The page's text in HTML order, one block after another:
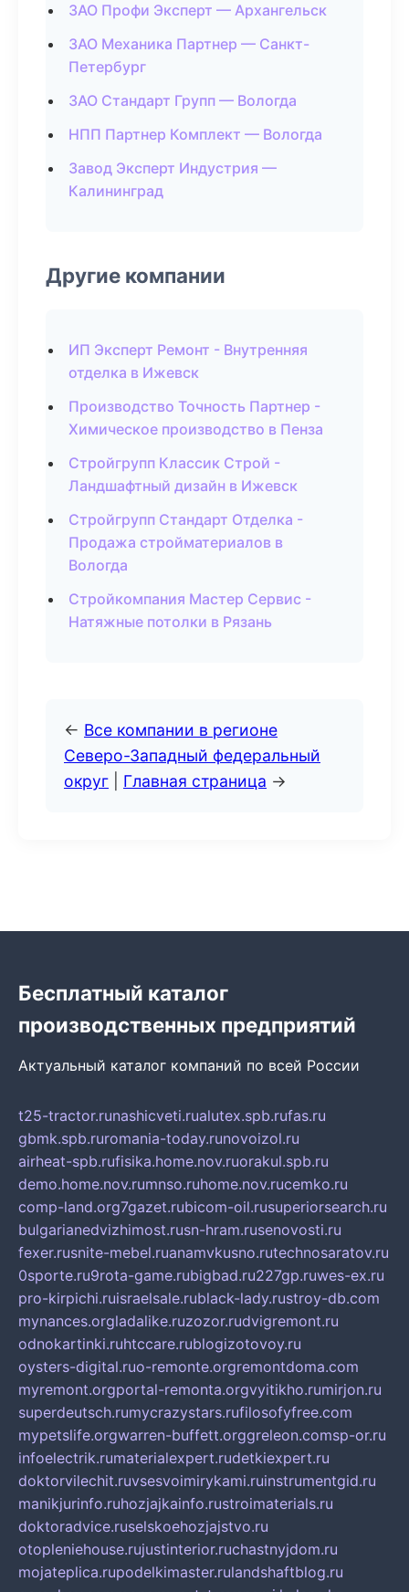
ЗАО Профи Эксперт — Архангельск
ЗАО Механика Партнер — Санкт-
Петербург
ЗАО Стандарт Групп — Вологда
НПП Партнер Комплект — Вологда
Завод Эксперт Индустрия —
Калининград
Другие компании
ИП Эксперт Ремонт - Внутренняя
отделка в Ижевск
Производство Точность Партнер -
Химическое производство в Пенза
Стройгрупп Классик Строй -
Ландшафтный дизайн в Ижевск
Стройгрупп Стандарт Отделка -
Продажа стройматериалов в
Вологда
Стройкомпания Мастер Сервис -
Натяжные потолки в Рязань
← Все компании в регионе
Северо-Западный федеральный
округ
Главная страница →
Бесплатный каталог
производственных предприятий
Актуальный каталог компаний по всей России
t25-tractor.runashicveti.rualutex.spb.rufas.ru
gbmk.spb.ruromania-today.runovoizol.ru
airheat-spb.rufisika.home.nov.ruorakul.spb.ru
demo.home.nov.rumnso.ruhome.nov.rucemko.ru
comp-land.org7gazet.rubicom-oil.rusuperiorsearch.ru
bulgarianedvizhimost.rusn-hram.rusenovosti.ru
fexer.rusnite-mebel.ruanamvkusno.rutechnosaratov.ru
0sporte.ru9rota-game.rubigbad.ru227gp.ruwes-ex.ru
pro-kirpichi.ruisraelsale.rublack-lady.rustroy-db.com
mynances.orgladalike.ruzozor.rudvigremont.ru
odnokartinki.ruhtccare.rublogizotovoy.ru
oysters-digital.ruo-remonte.orgremontdoma.com
myremont.orgportal-remonta.orgvyitikho.rumirjon.ru
superdeutsch.rumycrazystars.rufilosofyfree.com
mypetslife.orgwarren-buffett.orggreleon.comsp-or.ru
infoelectrik.rumaterialexpert.rudetkiexpert.ru
doktorvilechit.ruvsesvoimirykami.ruinstrumentgid.ru
manikjurinfo.ruhozjajkainfo.rustroimaterials.ru
doktoradvice.ruselskoehozjajstvo.ru
otopleniehouse.rujustinterior.ruchastnyjdom.ru
mojateplica.rupodelkimaster.rulandshaftblog.ru